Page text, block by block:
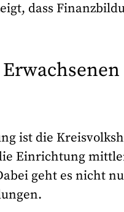
dass
ist die
Einrichtung
geht es nicht